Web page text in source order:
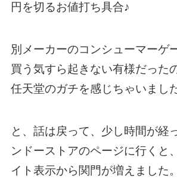
円を切るお値打ち具合♪
別メーカーのコンシューマーゲ
買う気すら起きない有様だった
任天堂のガチを感じちゃいまし
と、話は戻って、少し時間が経
ンドーストアのページに行く
イト表示から関門が増えました。